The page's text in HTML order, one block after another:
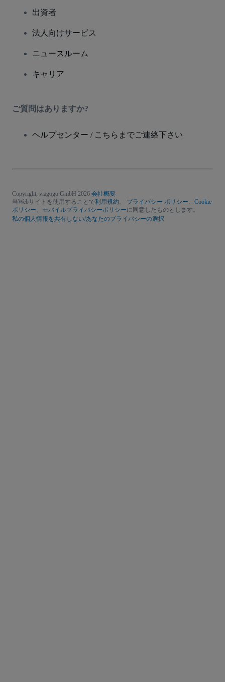
出資者
法人向けサービス
ニュースルーム
キャリア
ご質問はありますか?
ヘルプセンター / こちらまでご連絡下さい
Copyright; viagogo GmbH 2026 会社概要
当Webサイトを使用することで利用規約 、 プライバシー ポリシー 、 Cookie
ポリシー 、 モバイルプライバシーポリシーに同意したものとします。
私の個人情報を共有しない/あなたのプライバシーの選択